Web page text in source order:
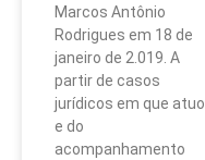
Marcos Antônio
Rodrigues em 18 de
janeiro de 2.019. A
partir de casos
jurídicos em que atuo
e do
acompanhamento